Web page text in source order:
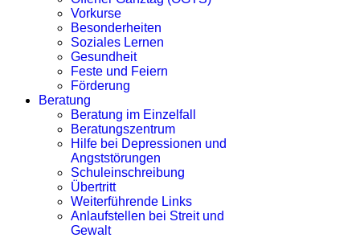
Vorkurse
Besonderheiten
Soziales Lernen
Gesundheit
Feste und Feiern
Förderung
Beratung
Beratung im Einzelfall
Beratungszentrum
Hilfe bei Depressionen und
Angststörungen
Schuleinschreibung
Übertritt
Weiterführende Links
Anlaufstellen bei Streit und
Gewalt